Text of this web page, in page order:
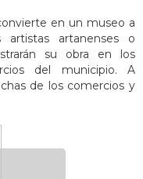
en un museo a
artistas artanenses o
su obra en los
del municipio. A
de los comercios y